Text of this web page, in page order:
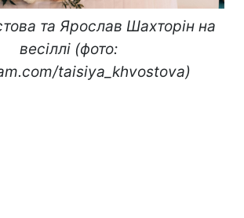
та Ярослав Шахторін на
весіллі (фото:
taisiya_khvostova)